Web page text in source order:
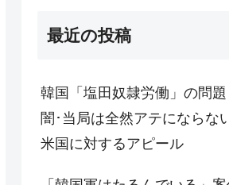
最近の投稿
韓国「塩田奴隷労働」の問
闇･当局は全然アテにならな
米国に対するアピール